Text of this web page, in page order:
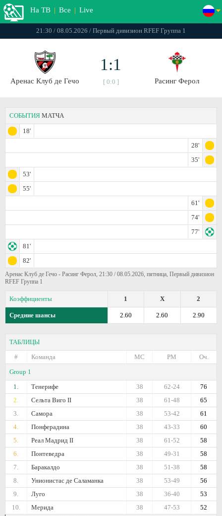
На ТВ | Все | Live
21:30 / 08.05.2026 / Первый дивизион RFEF Группа 1
Аренас Клуб де Гечо
1:1
[ 0:0 ] Расинг Ферол
СОБЫТИЯ МАТЧА
18'
28'
35'
53'
55'
61'
74'
77'
81'
82'
Аренас Клуб де Гечо - Расинг Ферол, 21:30 / 08.05.2026, пятница, Первый дивизион
RFEF Группа 1
Коэффициенты 2
X
1
Средние шансы 2.90
2.60
2.60
ТАБЛИЦЫ
#
Команда Оч.
РМ
МС
Group 1
1.
Тенерифе 76
62-24
38
2.
Сельта Виго II 65
61-48
38
3.
Самора 61
53-42
38
4.
Понферадина 60
43-33
38
5.
Реал Мадрид II 58
61-52
38
6.
Понтеведра 58
49-31
38
7.
Баракалдо 58
51-38
38
8.
Унионистас де Саламанка 56
53-49
38
9.
Луго 53
36-40
38
10.
Мерида 52
47-53
38